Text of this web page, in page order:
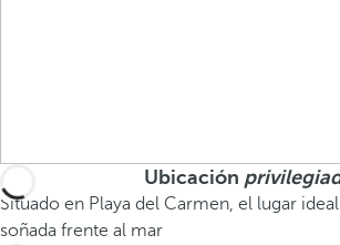
Ubicación
Situado en Playa del Carmen, el lugar
soñada frente al mar